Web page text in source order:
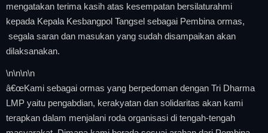
mengatakan terima kasih atas kesempatan bersilaturahmi
kepada Kepala Kesbangpol Tangsel sebagai Pembina ormas,
segala saran dan masukan yang sudah disampaikan akan
dilaksanakan.
\n\n\n\n
â€œKami sebagai ormas yang berpedoman dengan Tri Dharma
LMP yaitu pengabdian, kerakyatan dan solidaritas akan kami
terapkan dalam menjalani roda organisasi di tengah-tengah